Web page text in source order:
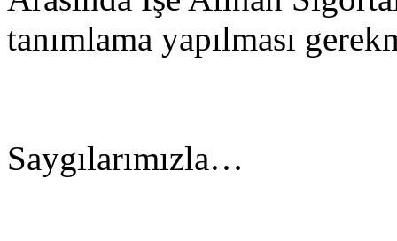
tanımlama yapılması
Saygılarımızla…